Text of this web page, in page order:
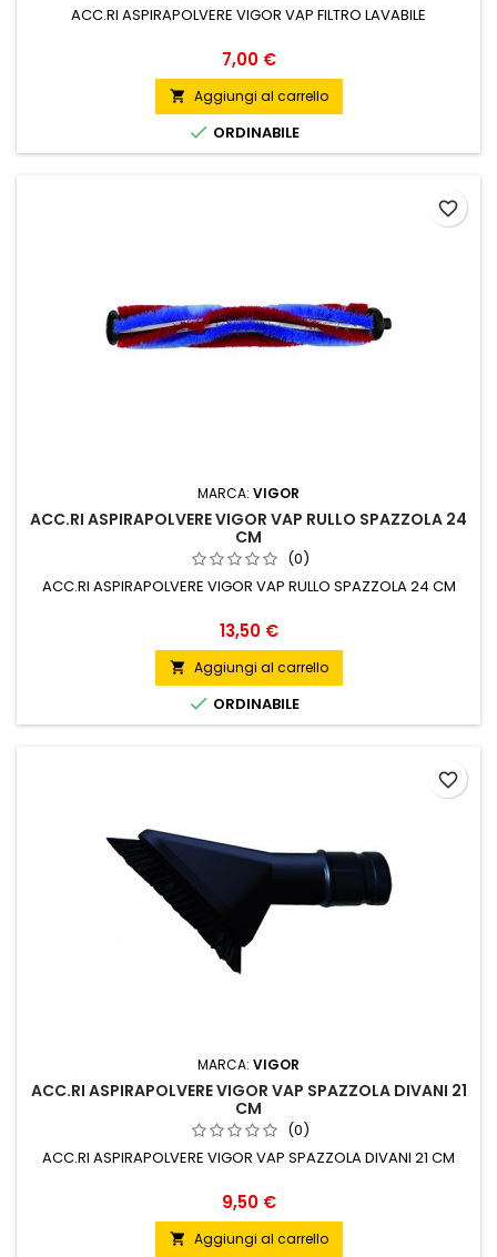
ACC.RI ASPIRAPOLVERE VIGOR VAP FILTRO LAVABILE
Prezzo
7,00 €
 Aggiungi al carrello
 ORDINABILE
MARCA: VIGOR
ACC.RI ASPIRAPOLVERE VIGOR VAP RULLO SPAZZOLA 24
CM
(0)
ACC.RI ASPIRAPOLVERE VIGOR VAP RULLO SPAZZOLA 24 CM
Prezzo
13,50 €
 Aggiungi al carrello
 ORDINABILE
favorite_border
MARCA: VIGOR
ACC.RI ASPIRAPOLVERE VIGOR VAP SPAZZOLA DIVANI 21
CM
(0)
ACC.RI ASPIRAPOLVERE VIGOR VAP SPAZZOLA DIVANI 21 CM
Prezzo
9,50 €
 Aggiungi al carrello
favorite_border